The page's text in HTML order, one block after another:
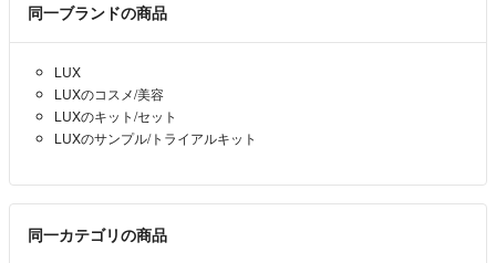
同一ブランドの商品
LUX
LUXのコスメ/美容
LUXのキット/セット
LUXのサンプル/トライアルキット
同一カテゴリの商品